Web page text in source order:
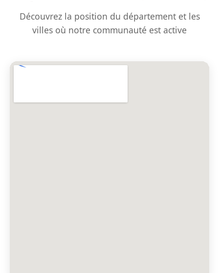
Découvrez la position du département et les
villes où notre communauté est active